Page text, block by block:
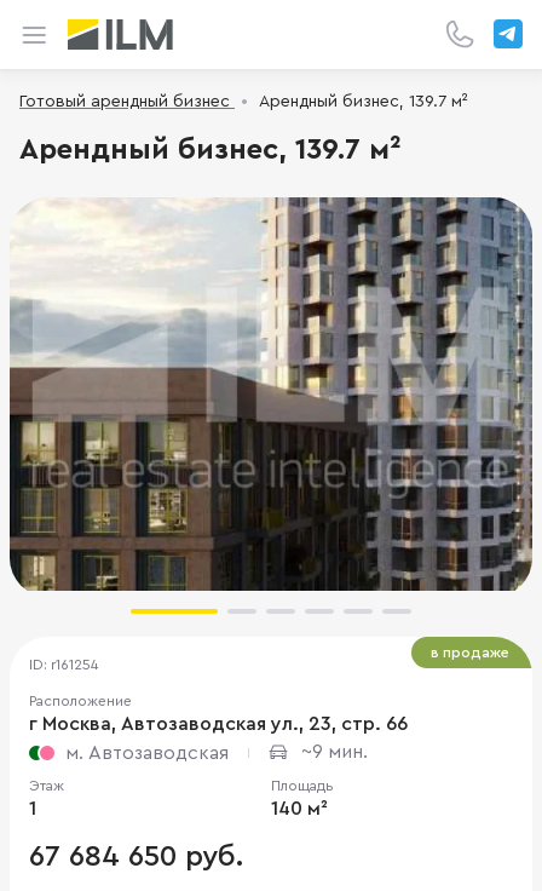
Готовый арендный бизнес Арендный бизнес, 139.7 м²
Арендный бизнес, 139.7 м²
ID: r161254
Расположение
г Москва, Автозаводская ул., 23, стр. 66
м. Автозаводская
~9 мин.
Этаж
1
Площадь
140 м²
67 684 650 руб.
в продаже